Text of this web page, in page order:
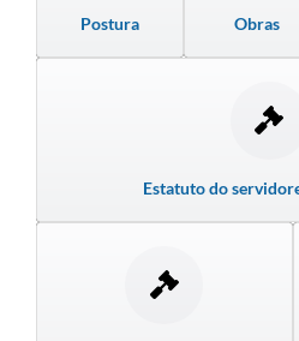
Postura Obras
Estatuto do